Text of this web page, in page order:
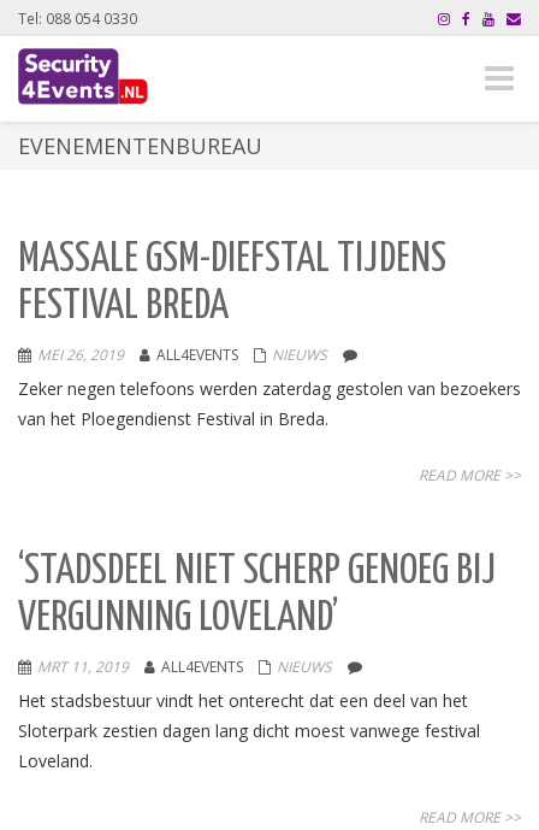
Tel: 088 054 0330
Toggle
EVENEMENTENBUREAU
MASSALE GSM-DIEFSTAL TIJDENS
FESTIVAL BREDA
MEI 26, 2019 ALL4EVENTS NIEUWS
Zeker negen telefoons werden zaterdag gestolen van bezoekers
van het Ploegendienst Festival in Breda.
READ MORE >>
‘STADSDEEL NIET SCHERP GENOEG BIJ
VERGUNNING LOVELAND’
MRT 11, 2019 ALL4EVENTS NIEUWS
Het stadsbestuur vindt het onterecht dat een deel van het
Sloterpark zestien dagen lang dicht moest vanwege festival
Loveland.
READ MORE >>